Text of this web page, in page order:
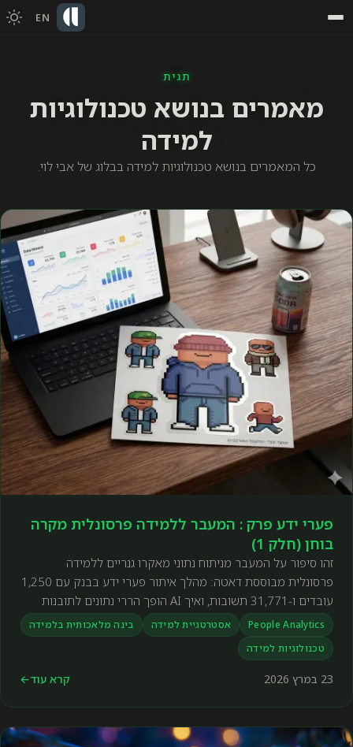
EN
תגית
מאמרים בנושא טכנולוגיות
למידה
כל המאמרים בנושא טכנולוגיות למידה בבלוג של אבי לוי.
פערי ידע פרק : המעבר ללמידה פרסונלית מקרה
בוחן (חלק 1)
זהו סיפור על המעבר מניתוח נתוני מאקרו גנריים ללמידה
פרסונלית מבוססת דאטה: מהלך איתור פערי ידע בבנק עם 1,250
עובדים ו-31,771 תשובות, ואיך AI הופך הררי נתונים לתובנות
פעולה.
People Analytics אסטרטגיית למידה
בינה מלאכותית בלמידה
טכנולוגיות למידה
23 במרץ 2026 קרא עוד←